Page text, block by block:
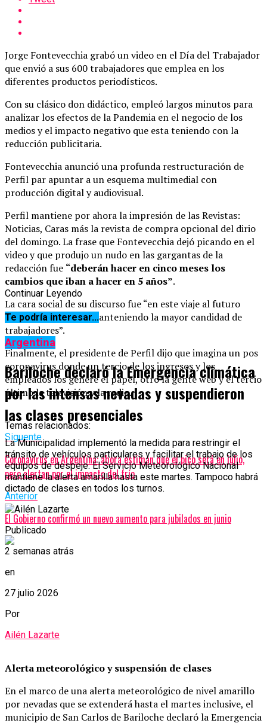
Jorge Fontevecchia grabó un video en el Día del Trabajador
que envió a sus 600 trabajadores que emplea en los
diferentes productos periodísticos.
Con su clásico don didáctico, empleó largos minutos para
analizar los efectos de la Pandemia en el negocio de los
medios y el impacto negativo que esta teniendo con la
reducción publicitaria.
Fontevecchia anunció una profunda restructuración de
Perfil par apuntar a un esquema multimedial con
producción digital y audiovisual.
Perfil mantiene por ahora la impresión de las Revistas:
Noticias, Caras más la revista de compra opcional del dirio
del domingo. La frase que Fontevecchia dejó picando en el
video y que produjo un nudo en las gargantas de la
redacción fue “deberán hacer en cinco meses los
cambios que iban a hacer en 5 años”.
La cara social de su discurso fue “en este viaje al futuro
queremos ir juntos, manteniendo la mayor candidad de
trabajadores”.
Finalmente, el presidente de Perfil dijo que imagina un pos
coronavirus donde un tercio de los ingresos y los
empleados los genere el papel, otro la gente web y el tercio
último la televisión y la radio.
Temas relacionados:
Siguente
Coronavirus en Argentina: ahora estiman que el pico será en julio,
pero alertan por el impacto del frío
Anterior
El Gobierno confirmó un nuevo aumento para jubilados en junio
Continuar Leyendo
Te podría interesar...
Argentina
Bariloche declaró la Emergencia climática
por las intensas nevadas y suspendieron
las clases presenciales
La Municipalidad implementó la medida para restringir el
tránsito de vehículos particulares y facilitar el trabajo de los
equipos de despeje. El Servicio Meteorológico Nacional
mantiene la alerta amarilla hasta este martes. Tampoco habrá
dictado de clases en todos los turnos.
Publicado
2 semanas atrás
en
27 julio 2026
Por
Ailén Lazarte
Alerta meteorológico y suspensión de clases
En el marco de una alerta meteorológico de nivel amarillo
por nevadas que se extenderá hasta el martes inclusive, el
municipio de San Carlos de Bariloche declaró la Emergencia